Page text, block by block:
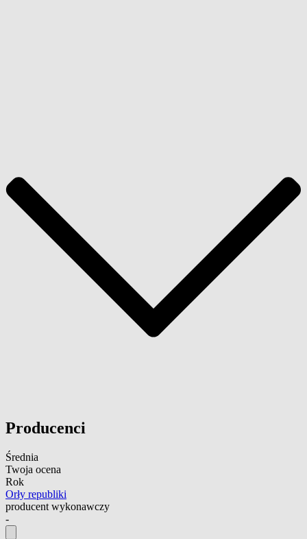
Producenci
Średnia
Twoja ocena
Rok
Orły republiki
producent wykonawczy
-